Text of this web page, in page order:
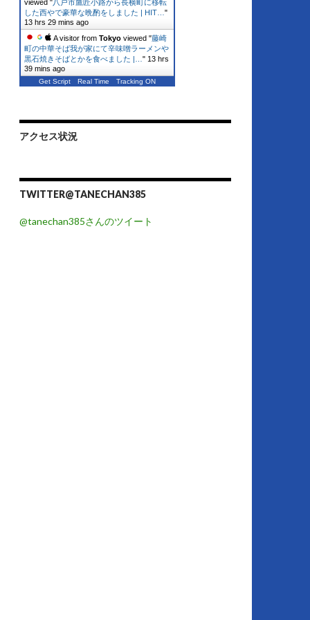
viewed "八戸市鷹匠小路から長横町に移転
した西やで豪華な晩酌をしました | HIT… "
13 hrs 29 mins ago
A visitor from Tokyo viewed "藤崎
町の中華そば我が家にて辛味噌ラーメンや
黒石焼きそばとかを食べました |… " 13 hrs
39 mins ago
Get Script Real Time Tracking ON
アクセス状況
TWITTER@TANECHAN385
@tanechan385さんのツイート